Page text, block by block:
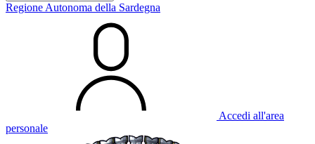
Regione Autonoma della Sardegna
Accedi all'area
personale